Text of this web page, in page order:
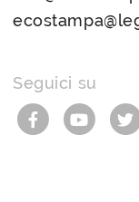
Seguici su